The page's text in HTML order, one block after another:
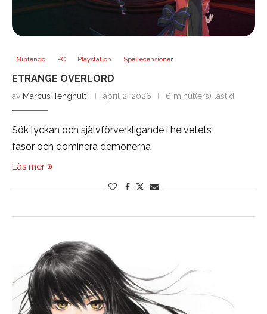
Nintendo PC Playstation Spelrecensioner
ETRANGE OVERLORD
av Marcus Tenghult april 2, 2026 6 minut(ers) lästid
Sök lyckan och självförverkligande i helvetets
fasor och dominera demonerna
Läs mer